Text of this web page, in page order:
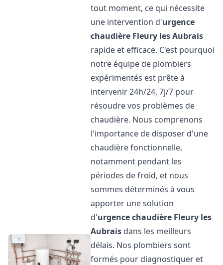
tout moment, ce qui nécessite
une intervention d'urgence
chaudière Fleury les Aubrais
rapide et efficace. C'est pourquoi
notre équipe de plombiers
expérimentés est prête à
intervenir 24h/24, 7j/7 pour
résoudre vos problèmes de
chaudière. Nous comprenons
l'importance de disposer d'une
chaudière fonctionnelle,
notamment pendant les
périodes de froid, et nous
sommes déterminés à vous
apporter une solution
d'urgence chaudière Fleury les
Aubrais dans les meilleurs
délais. Nos plombiers sont
formés pour diagnostiquer et